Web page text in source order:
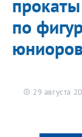
по
29 августа